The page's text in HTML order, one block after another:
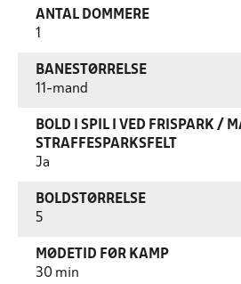
ANTAL DOMMERE
BANESTØRRELSE
11-mand
BOLD I SPIL I VED FRISPARK /
STRAFFESPARKSFELT
Ja
BOLDSTØRRELSE
5
MØDETID FØR KAMP
30 min